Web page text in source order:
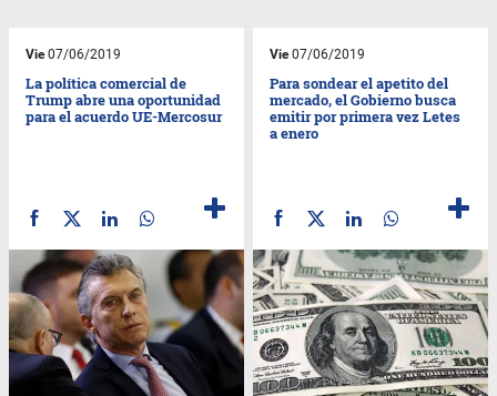
Vie07/06/2019
La política comercial de
Trump abre una oportunidad
para el acuerdo UE-Mercosur
Vie07/06/2019
Para sondear el apetito del
mercado, el Gobierno busca
emitir por primera vez Letes
a enero